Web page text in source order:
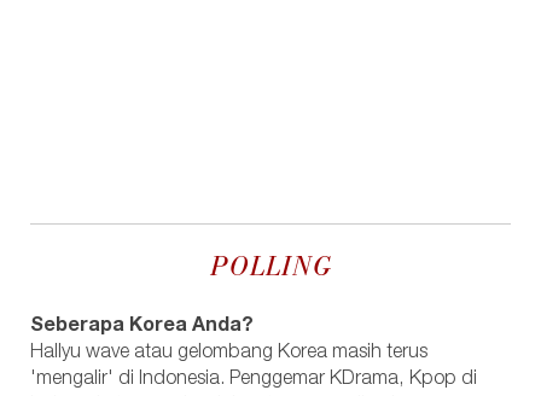
POLLING
Seberapa Korea Anda?
Hallyu wave atau gelombang Korea masih terus
'mengalir' di Indonesia. Penggemar KDrama, Kpop di